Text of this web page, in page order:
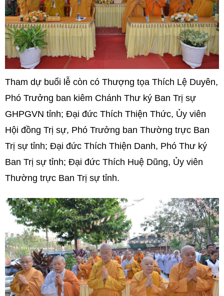
Tham dự buổi lễ còn có Thượng tọa Thích Lệ Duyên,
Phó Trưởng ban kiêm Chánh Thư ký Ban Trị sự
GHPGVN tỉnh; Đại đức Thích Thiện Thức, Ủy viên
Hội đồng Trị sự, Phó Trưởng ban Thường trực Ban
Trị sự tỉnh; Đại đức Thích Thiện Danh, Phó Thư ký
Ban Trị sự tỉnh; Đại đức Thích Huệ Dũng, Ủy viên
Thường trực Ban Trị sự tỉnh.